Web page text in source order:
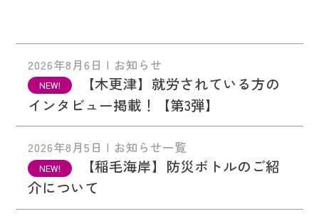
2026年8月6日 | お知らせ
【木更津】就労されている方の
インタビュー掲載！【第3弾】
2026年8月5日 | お知らせ一覧
【稲毛海岸】防災ボトルのご紹
介について